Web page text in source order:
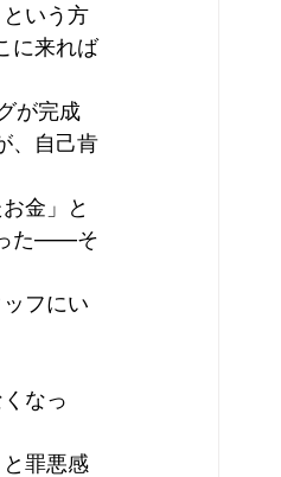
いう方
に来れば
が完成
、自己肯
金」と
った——そ
フにい
なっ
罪悪感